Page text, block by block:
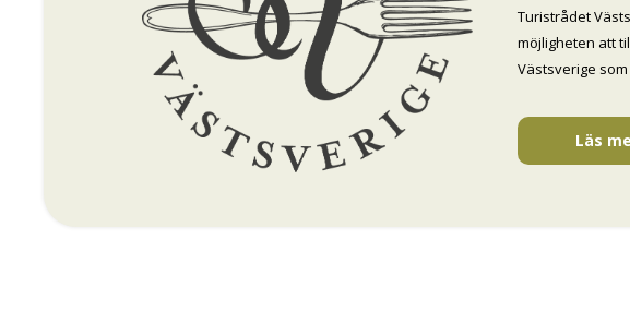
Turistrådet
möjligheten att
Västsverige
Läs